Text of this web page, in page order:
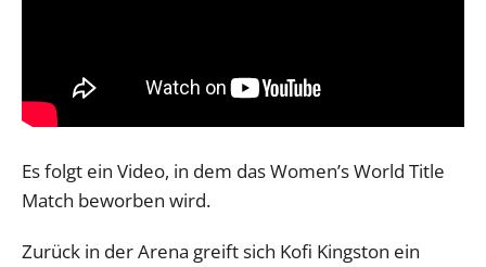
Es folgt ein Video, in dem das Women’s World Title
Match beworben wird.
Zurück in der Arena greift sich Kofi Kingston ein